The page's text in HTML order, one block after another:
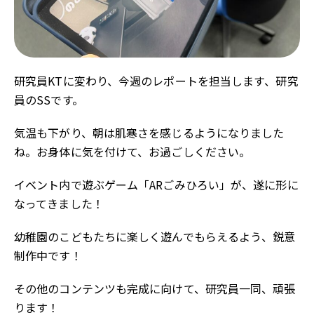
研究員KTに変わり、今週のレポートを担当します、研究
員のSSです。
気温も下がり、朝は肌寒さを感じるようになりました
ね。お身体に気を付けて、お過ごしください。
イベント内で遊ぶゲーム「ARごみひろい」が、遂に形に
なってきました！
幼稚園のこどもたちに楽しく遊んでもらえるよう、鋭意
制作中です！
その他のコンテンツも完成に向けて、研究員一同、頑張
ります！